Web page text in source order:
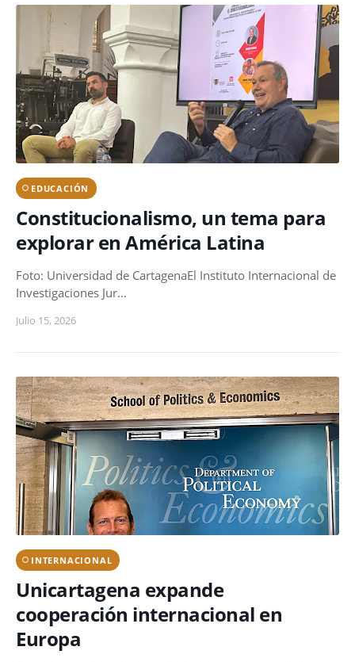
EDUCACIÓN
Constitucionalismo, un tema para
explorar en América Latina
Foto: Universidad de CartagenaEl Instituto Internacional de
Investigaciones Jur…
Julio 15, 2026
INTERNACIONAL
Unicartagena expande
cooperación internacional en
Europa